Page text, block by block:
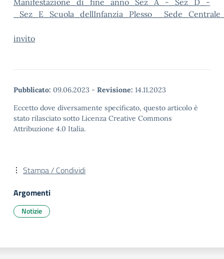
Manifestazione_di_fine_anno_Sez_A_-_Sez_D_-
invito
Pubblicato: 09.06.2023 - Revisione: 14.11.2023
Eccetto dove diversamente specificato, questo articolo è
stato rilasciato sotto Licenza Creative Commons
Attribuzione 4.0 Italia.
Stampa / Condividi
Argomenti
Notizie